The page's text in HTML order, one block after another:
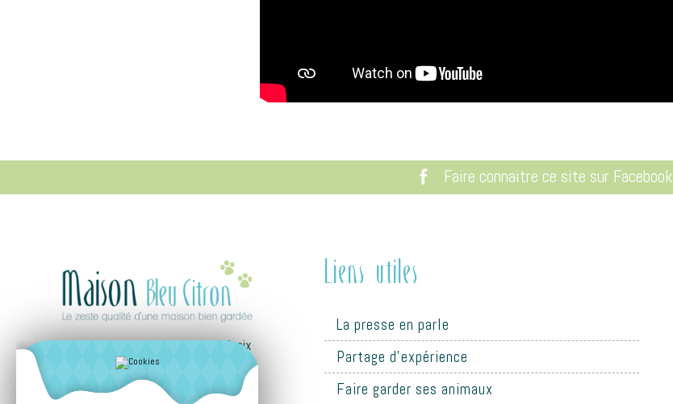
Faire connaitre ce site sur Facebook
10 lotissement du Pâtis de la Croix
85320 CORPE
Fixe : 02 51 56 05 46
Liens utiles
La presse en parle
Partage d'expérience
Faire garder ses animaux